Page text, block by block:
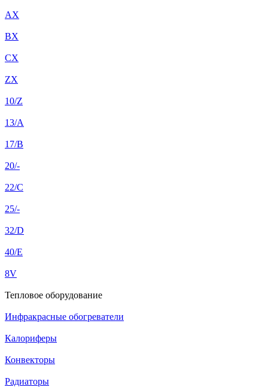
AX
BX
CX
ZX
10/Z
13/A
17/B
20/-
22/C
25/-
32/D
40/E
8V
Тепловое оборудование
Инфракрасные обогреватели
Калориферы
Конвекторы
Радиаторы